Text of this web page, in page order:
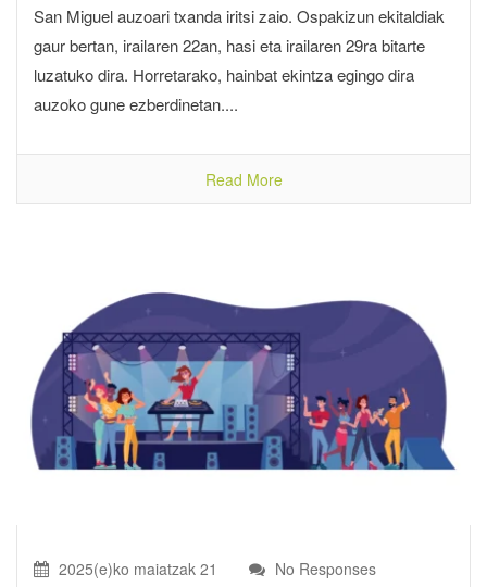
San Miguel auzoari txanda iritsi zaio. Ospakizun ekitaldiak
gaur bertan, irailaren 22an, hasi eta irailaren 29ra bitarte
luzatuko dira. Horretarako, hainbat ekintza egingo dira
auzoko gune ezberdinetan....
Read More
2025(e)ko maiatzak 21 No Responses